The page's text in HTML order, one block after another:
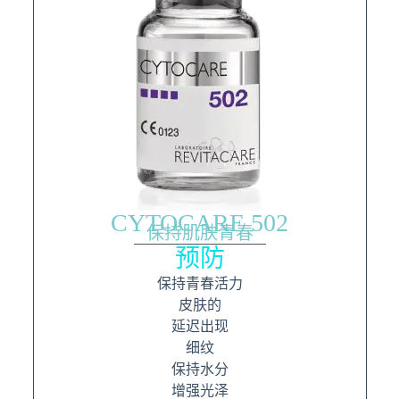
CYTOCARE 502
保持肌肤青春
预防
保持青春活力
皮肤的
延迟出现
细纹
保持水分
增强光泽